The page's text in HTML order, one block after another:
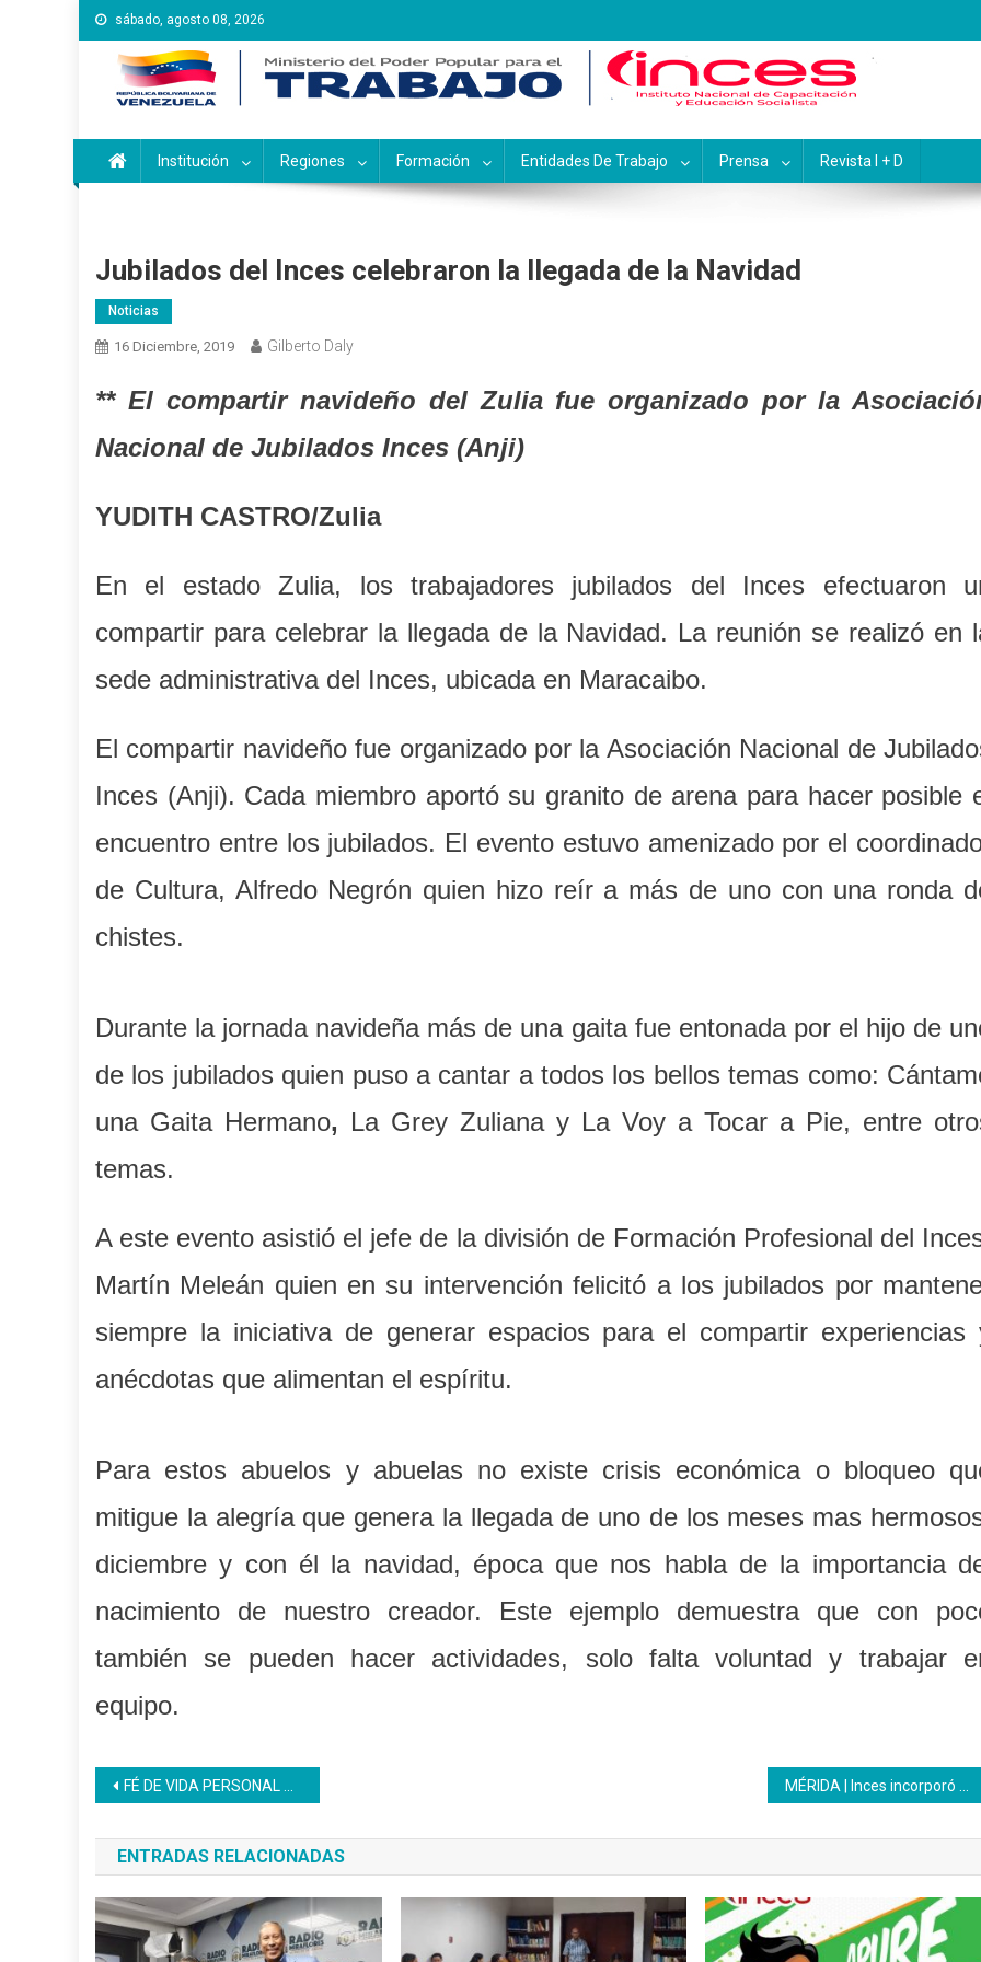
Saltar
al
contenido
sábado, agosto 08, 2026
Instituto Nacional de Capacitación y Educación
Inces
Institución Regiones Formación Entidades De Trabajo Prensa Revista I + D
Jubilados del Inces celebraron la llegada de la Navidad
Noticias
16 Diciembre, 2019 Gilberto Daly
** El compartir navideño del Zulia fue organizado por la
Nacional de Jubilados Inces (Anji)
YUDITH CASTRO/Zulia
En el estado Zulia, los trabajadores jubilados del Inces efectuaron
compartir para celebrar la llegada de la Navidad. La reunión se realizó en
sede administrativa del Inces, ubicada en Maracaibo.
El compartir navideño fue organizado por la Asociación Nacional de
Inces (Anji). Cada miembro aportó su granito de arena para hacer posible
encuentro entre los jubilados. El evento estuvo amenizado por el
de Cultura, Alfredo Negrón quien hizo reír a más de uno con una ronda
chistes.
Durante la jornada navideña más de una gaita fue entonada por el hijo de
de los jubilados quien puso a cantar a todos los bellos temas como:
una Gaita Hermano, La Grey Zuliana y La Voy a Tocar a Pie, entre
temas.
A este evento asistió el jefe de la división de Formación Profesional del
Martín Meleán quien en su intervención felicitó a los jubilados por
siempre la iniciativa de generar espacios para el compartir experiencias
anécdotas que alimentan el espíritu.
Para estos abuelos y abuelas no existe crisis económica o bloqueo
mitigue la alegría que genera la llegada de uno de los meses mas
diciembre y con él la navidad, época que nos habla de la importancia
nacimiento de nuestro creador. Este ejemplo demuestra que con
también se pueden hacer actividades, solo falta voluntad y trabajar
equipo.
Navegación
de
entradas
FÉ DE VIDA PERSONAL JUBILADO, PENSIONADO Y SOBREVIVIENTES
ENTRADAS RELACIONADAS